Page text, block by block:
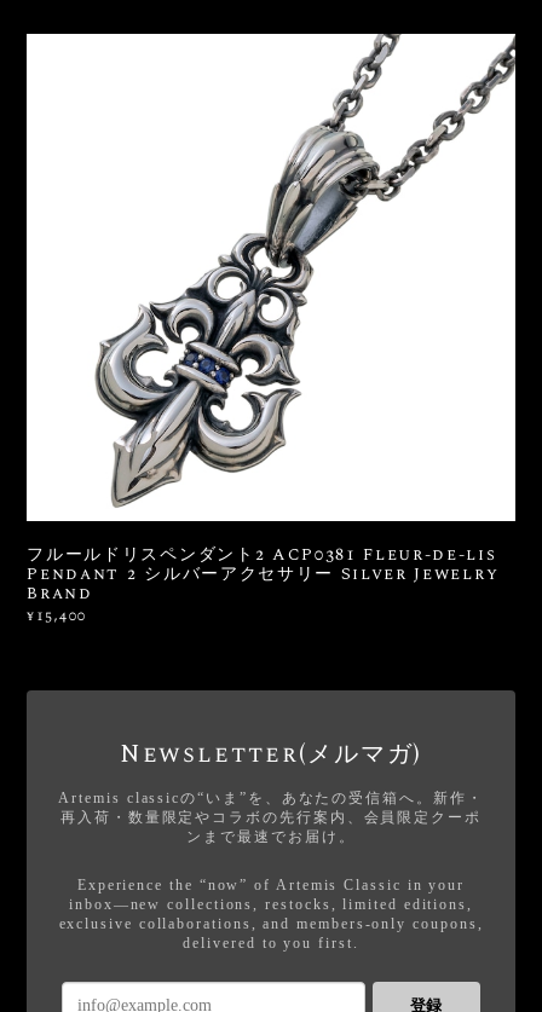
フルールドリスペンダント2 ACP0381 Fleur-de-lis
Pendant 2 シルバーアクセサリー Silver Jewelry
Brand
¥15,400
Newsletter(メルマガ)
Artemis classicの“いま”を、あなたの受信箱へ。新作・
再入荷・数量限定やコラボの先行案内、会員限定クーポ
ンまで最速でお届け。
Experience the “now” of Artemis Classic in your
inbox—new collections, restocks, limited editions,
exclusive collaborations, and members-only coupons,
delivered to you first.
登録